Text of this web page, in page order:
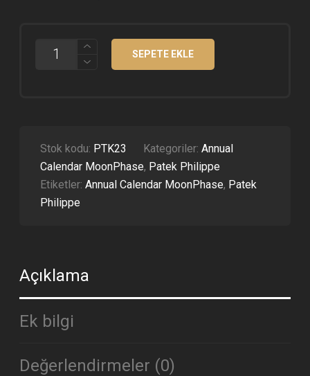
PHILIPPE
BEYAZ
KADRAN
ETA
ADET
SEPETE EKLE
Stok kodu: PTK23 Kategoriler:Annual
Calendar MoonPhase, Patek Philippe
Etiketler:Annual Calendar MoonPhase, Patek
Philippe
Açıklama
Ek bilgi
Değerlendirmeler (0)